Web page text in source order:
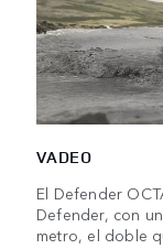
VADEO
El Defender
Defender, con
metro, el doble